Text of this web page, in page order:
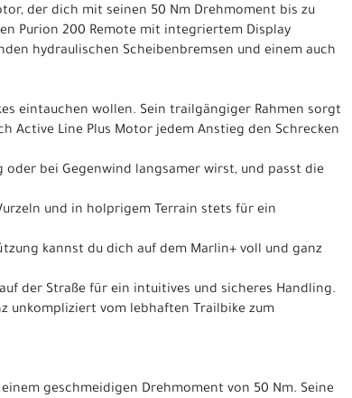
der dich mit seinen 50 Nm Drehmoment bis zu
Purion 200 Remote mit integriertem Display
hydraulischen Scheibenbremsen und einem auch
eintauchen wollen. Sein trailgängiger Rahmen sorgt
Active Line Plus Motor jedem Anstieg den Schrecken
oder bei Gegenwind langsamer wirst, und passt die
und in holprigem Terrain stets für ein
kannst du dich auf dem Marlin+ voll und ganz
der Straße für ein intuitives und sicheres Handling.
unkompliziert vom lebhaften Trailbike zum
geschmeidigen Drehmoment von 50 Nm. Seine